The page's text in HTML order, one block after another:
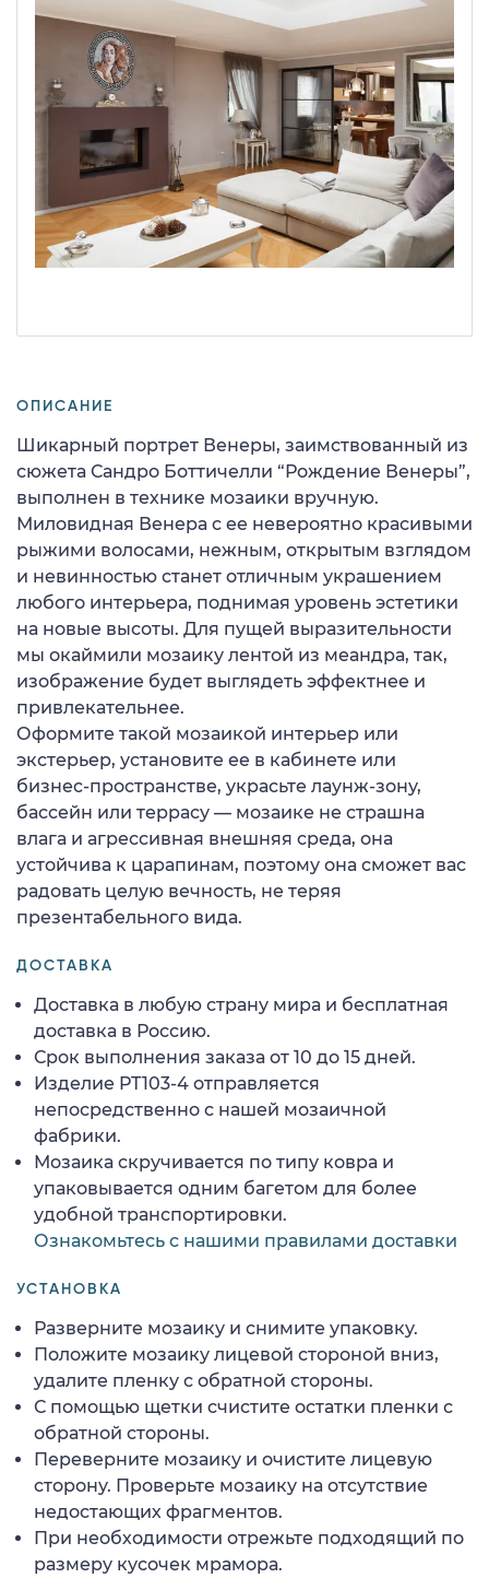
ОПИСАНИЕ
Шикарный портрет Венеры, заимствованный из
сюжета Сандро Боттичелли “Рождение Венеры”,
выполнен в технике мозаики вручную.
Миловидная Венера с ее невероятно красивыми
рыжими волосами, нежным, открытым взглядом
и невинностью станет отличным украшением
любого интерьера, поднимая уровень эстетики
на новые высоты. Для пущей выразительности
мы окаймили мозаику лентой из меандра, так,
изображение будет выглядеть эффектнее и
привлекательнее.
Оформите такой мозаикой интерьер или
экстерьер, установите ее в кабинете или
бизнес-пространстве, украсьте лаунж-зону,
бассейн или террасу — мозаике не страшна
влага и агрессивная внешняя среда, она
устойчива к царапинам, поэтому она сможет вас
радовать целую вечность, не теряя
презентабельного вида.
ДОСТАВКА
Доставка в любую страну мира и бесплатная
доставка в Россию.
Срок выполнения заказа от 10 до 15 дней.
Изделие PT103-4 отправляется
непосредственно с нашей мозаичной
фабрики.
Мозаика скручивается по типу ковра и
упаковывается одним багетом для более
удобной транспортировки.
Ознакомьтесь с нашими правилами доставки
УСТАНОВКА
Разверните мозаику и снимите упаковку.
Положите мозаику лицевой стороной вниз,
удалите пленку с обратной стороны.
С помощью щетки счистите остатки пленки с
обратной стороны.
Переверните мозаику и очистите лицевую
сторону. Проверьте мозаику на отсутствие
недостающих фрагментов.
При необходимости отрежьте подходящий по
размеру кусочек мрамора.